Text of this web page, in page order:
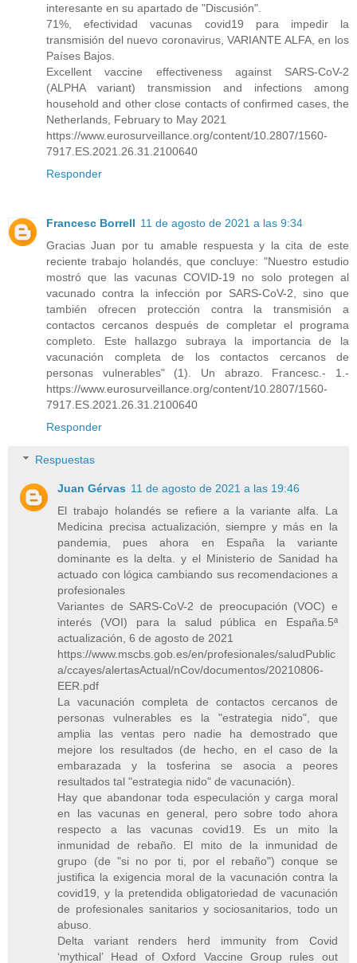
interesante en su apartado de "Discusión".
71%, efectividad vacunas covid19 para impedir la
transmisión del nuevo coronavirus, VARIANTE ALFA, en los
Países Bajos.
Excellent vaccine effectiveness against SARS-CoV-2
(ALPHA variant) transmission and infections among
household and other close contacts of confirmed cases, the
Netherlands, February to May 2021
https://www.eurosurveillance.org/content/10.2807/1560-
7917.ES.2021.26.31.2100640
Responder
Francesc Borrell 11 de agosto de 2021 a las 9:34
Gracias Juan por tu amable respuesta y la cita de este
reciente trabajo holandés, que concluye: "Nuestro estudio
mostró que las vacunas COVID-19 no solo protegen al
vacunado contra la infección por SARS-CoV-2, sino que
también ofrecen protección contra la transmisión a
contactos cercanos después de completar el programa
completo. Este hallazgo subraya la importancia de la
vacunación completa de los contactos cercanos de
personas vulnerables" (1). Un abrazo. Francesc.- 1.-
https://www.eurosurveillance.org/content/10.2807/1560-
7917.ES.2021.26.31.2100640
Responder
Respuestas
Juan Gérvas 11 de agosto de 2021 a las 19:46
El trabajo holandés se refiere a la variante alfa. La
Medicina precisa actualización, siempre y más en la
pandemia, pues ahora en España la variante
dominante es la delta. y el Ministerio de Sanidad ha
actuado con lógica cambiando sus recomendaciones a
profesionales
Variantes de SARS-CoV-2 de preocupación (VOC) e
interés (VOI) para la salud pública en España.5ª
actualización, 6 de agosto de 2021
https://www.mscbs.gob.es/en/profesionales/saludPublic
a/ccayes/alertasActual/nCov/documentos/20210806-
EER.pdf
La vacunación completa de contactos cercanos de
personas vulnerables es la "estrategia nido", que
amplia las ventas pero nadie ha demostrado que
mejore los resultados (de hecho, en el caso de la
embarazada y la tosferina se asocia a peores
resultados tal "estrategia nido" de vacunación).
Hay que abandonar toda especulación y carga moral
en las vacunas en general, pero sobre todo ahora
respecto a las vacunas covid19. Es un mito la
inmunidad de rebaño. El mito de la inmunidad de
grupo (de "si no por ti, por el rebaño") conque se
justifica la exigencia moral de la vacunación contra la
covid19, y la pretendida obligatoriedad de vacunación
de profesionales sanitarios y sociosanitarios, todo un
abuso.
Delta variant renders herd immunity from Covid
‘mythical’ Head of Oxford Vaccine Group rules out